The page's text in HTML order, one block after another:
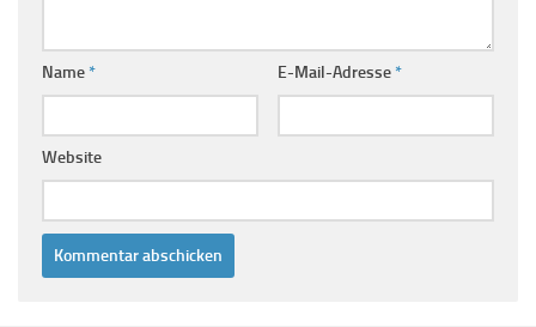
Name* E-Mail-Adresse*
Website